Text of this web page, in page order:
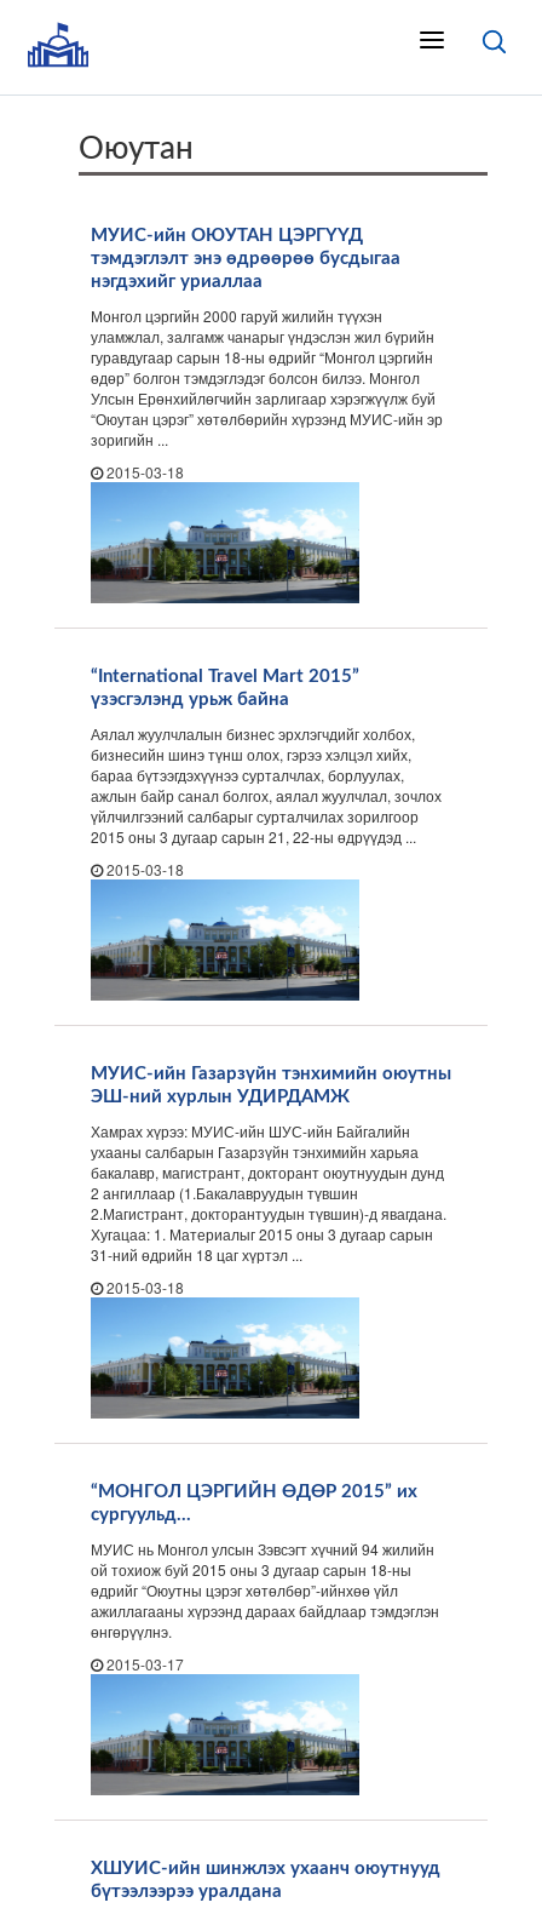
Оюутан
МУИС-ийн ОЮУТАН ЦЭРГҮҮД
тэмдэглэлт энэ өдрөөрөө бусдыгаа
нэгдэхийг уриаллаа
Монгол цэргийн 2000 гаруй жилийн түүхэн
уламжлал, залгамж чанарыг үндэслэн жил бүрийн
гуравдугаар сарын 18-ны өдрийг “Монгол цэргийн
өдөр” болгон тэмдэглэдэг болсон билээ. Монгол
Улсын Ерөнхийлөгчийн зарлигаар хэрэгжүүлж буй
“Оюутан цэрэг” хөтөлбөрийн хүрээнд МУИС-ийн эр
зоригийн ...
2015-03-18
“International Travel Mart 2015”
үзэсгэлэнд урьж байна
Аялал жуулчлалын бизнес эрхлэгчдийг холбох,
бизнесийн шинэ түнш олох, гэрээ хэлцэл хийх,
бараа бүтээгдэхүүнээ сурталчлах, борлуулах,
ажлын байр санал болгох, аялал жуулчлал, зочлох
үйлчилгээний салбарыг сурталчилах зорилгоор
2015 оны 3 дугаар сарын 21, 22-ны өдрүүдэд ...
2015-03-18
МУИС-ийн Газарзүйн тэнхимийн оюутны
ЭШ-ний хурлын УДИРДАМЖ
Хамрах хүрээ: МУИС-ийн ШУС-ийн Байгалийн
ухааны салбарын Газарзүйн тэнхимийн харьяа
бакалавр, магистрант, докторант оюутнуудын дунд
2 ангиллаар (1.Бакалавруудын түвшин
2.Магистрант, докторантуудын түвшин)-д явагдана.
Хугацаа: 1. Материалыг 2015 оны 3 дугаар сарын
31-ний өдрийн 18 цаг хүртэл ...
2015-03-18
“МОНГОЛ ЦЭРГИЙН ӨДӨР 2015” их
сургуульд…
МУИС нь Монгол улсын Зэвсэгт хүчний 94 жилийн
ой тохиож буй 2015 оны 3 дугаар сарын 18-ны
өдрийг “Оюутны цэрэг хөтөлбөр”-ийнхөө үйл
ажиллагааны хүрээнд дараах байдлаар тэмдэглэн
өнгөрүүлнэ.
2015-03-17
ХШУИС-ийн шинжлэх ухаанч оюутнууд
бүтээлээрээ уралдана